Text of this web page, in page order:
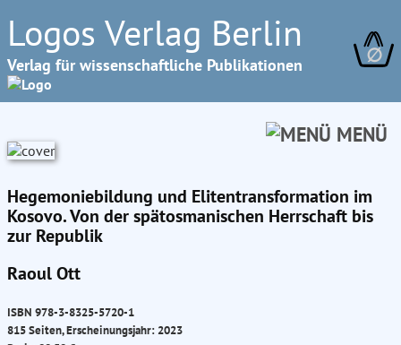
Logos Verlag Berlin
Verlag für wissenschaftliche Publikationen ∅
MENÜ
Hegemoniebildung und Elitentransformation im
Kosovo. Von der spätosmanischen Herrschaft bis
zur Republik
Raoul Ott
ISBN 978-3-8325-5720-1
815 Seiten, Erscheinungsjahr: 2023